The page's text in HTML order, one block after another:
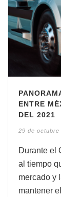
ENTRE
DEL 2021
29 de octubre
Durante el
al tiempo
mercado y
mantener